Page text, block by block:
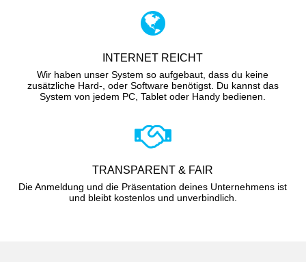
INTERNET REICHT
Wir haben unser System so aufgebaut, dass du keine
zusätzliche Hard-, oder Software benötigst. Du kannst das
System von jedem PC, Tablet oder Handy bedienen.
TRANSPARENT & FAIR
Die Anmeldung und die Präsentation deines Unternehmens ist
und bleibt kostenlos und unverbindlich.